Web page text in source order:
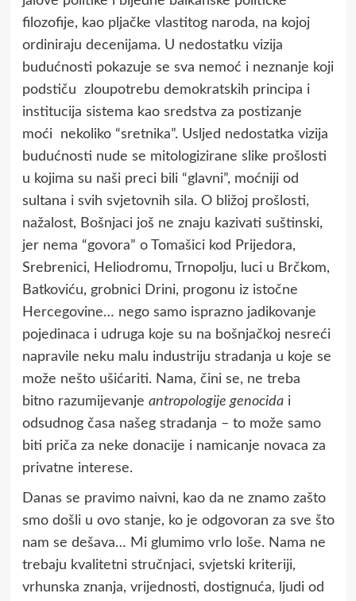
filozofije, kao pljačke vlastitog naroda, na kojoj
ordiniraju decenijama. U nedostatku vizija
budućnosti pokazuje se sva nemoć i neznanje koji
podstiču zloupotrebu demokratskih principa i
institucija sistema kao sredstva za postizanje
moći nekoliko “sretnika”. Usljed nedostatka vizija
budućnosti nude se mitologizirane slike prošlosti
u kojima su naši preci bili “glavni”, moćniji od
sultana i svih svjetovnih sila. O bližoj prošlosti,
nažalost, Bošnjaci još ne znaju kazivati suštinski,
jer nema “govora” o Tomašici kod Prijedora,
Srebrenici, Heliodromu, Trnopolju, luci u Brčkom,
Batkoviću, grobnici Drini, progonu iz istočne
Hercegovine… nego samo isprazno jadikovanje
pojedinaca i udruga koje su na bošnjačkoj nesreći
napravile neku malu industriju stradanja u koje se
može nešto ušićariti. Nama, čini se, ne treba
bitno razumijevanje antropologije genocidai
odsudnog časa našeg stradanja – to može samo
biti priča za neke donacije i namicanje novaca za
privatne interese.
Danas se pravimo naivni, kao da ne znamo zašto
smo došli u ovo stanje, ko je odgovoran za sve što
nam se dešava… Mi glumimo vrlo loše. Nama ne
trebaju kvalitetni stručnjaci, svjetski kriteriji,
vrhunska znanja, vrijednosti, dostignuća, ljudi od